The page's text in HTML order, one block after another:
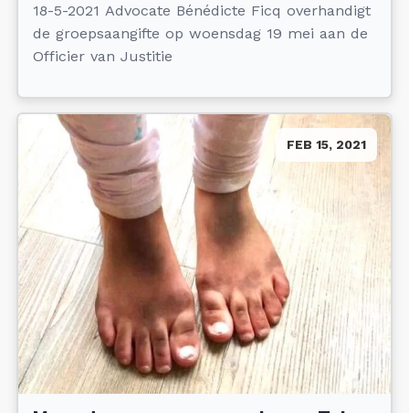
18-5-2021 Advocate Bénédicte Ficq overhandigt
de groepsaangifte op woensdag 19 mei aan de
Officier van Justitie
FEB 15, 2021